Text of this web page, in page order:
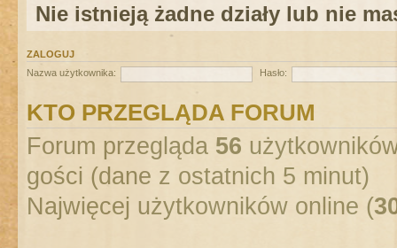
Nie istnieją żadne działy lub nie
ZALOGUJ
Nazwa użytkownika:
Hasło:
KTO PRZEGLĄDA FORUM
Forum przegląda 56
gości (dane z ostatnich 5 minut)
Najwięcej użytkowników online (